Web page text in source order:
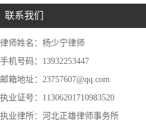
联系我们
律师姓名：杨少宁律师
手机号码：13932253447
邮箱地址：23757607@qq.com
执业证号：11306201710983520
执业律所：河北正雄律师事务所